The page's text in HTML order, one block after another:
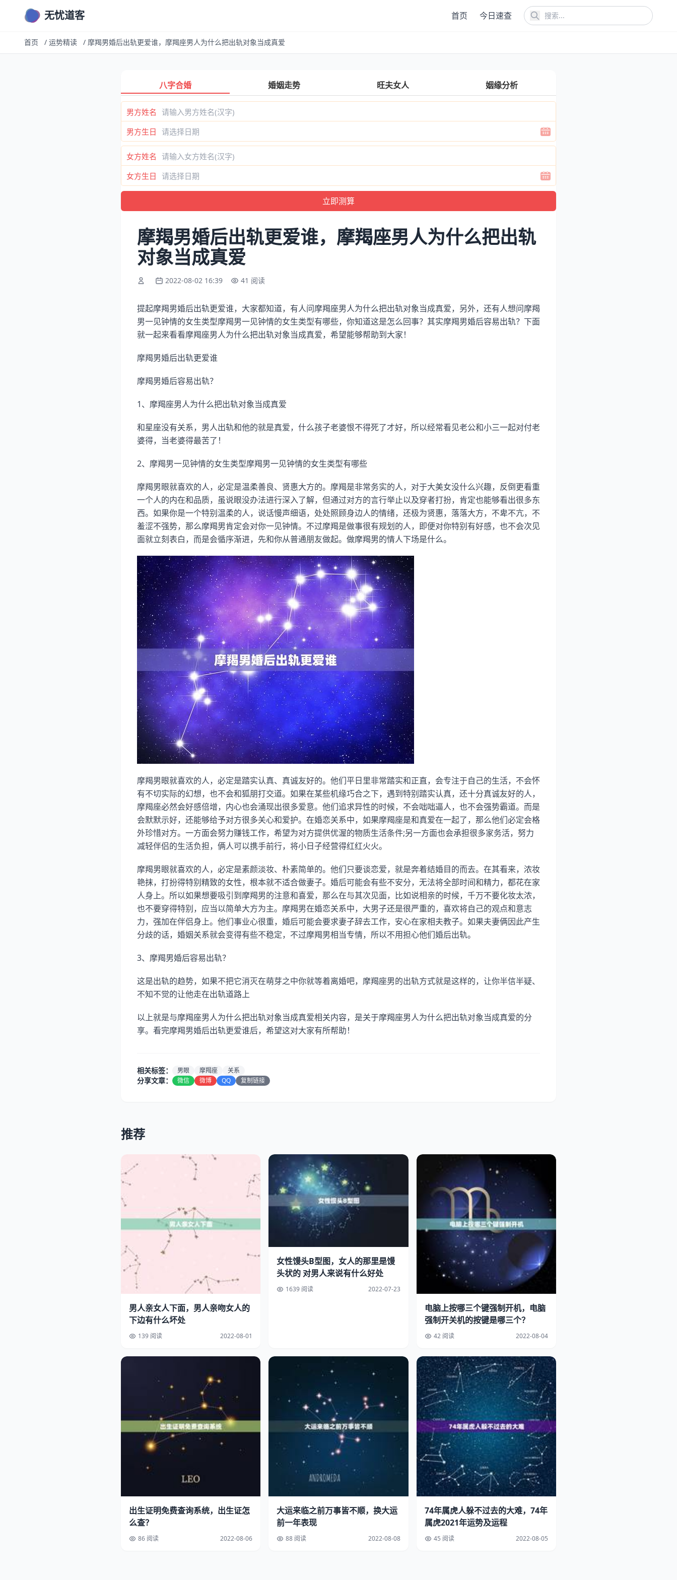
无忧道客 首页 今日速查
首页 / 运势精读 / 摩羯男婚后出轨更爱谁，摩羯座男人为什么把出轨对象当成真爱
八字合婚 婚姻走势 旺夫女人 姻缘分析
男方姓名
男方生日
女方姓名
女方生日
摩羯男婚后出轨更爱谁，摩羯座男人为什么把出轨
对象当成真爱
2022-08-02 16:39 41 阅读
提起摩羯男婚后出轨更爱谁，大家都知道，有人问摩羯座男人为什么把出轨对象当成真爱，另外，还有人想问摩羯
男一见钟情的女生类型摩羯男一见钟情的女生类型有哪些，你知道这是怎么回事？其实摩羯男婚后容易出轨？下面
就一起来看看摩羯座男人为什么把出轨对象当成真爱，希望能够帮助到大家！
摩羯男婚后出轨更爱谁
摩羯男婚后容易出轨？
1、摩羯座男人为什么把出轨对象当成真爱
和星座没有关系，男人出轨和他的就是真爱，什么孩子老婆恨不得死了才好，所以经常看见老公和小三一起对付老
婆得，当老婆得最苦了！
2、摩羯男一见钟情的女生类型摩羯男一见钟情的女生类型有哪些
摩羯男眼就喜欢的人，必定是温柔善良、贤惠大方的。摩羯是非常务实的人，对于大美女没什么兴趣，反倒更看重
一个人的内在和品质，虽说眼没办法进行深入了解，但通过对方的言行举止以及穿者打扮，肯定也能够看出很多东
西。如果你是一个特别温柔的人，说话慢声细语，处处照顾身边人的情绪，还极为贤惠，落落大方，不卑不亢，不
羞涩不强势，那么摩羯男肯定会对你一见钟情。不过摩羯是做事很有规划的人，即便对你特别有好感，也不会次见
面就立刻表白，而是会循序渐进，先和你从普通朋友做起。做摩羯男的情人下场是什么。
摩羯男眼就喜欢的人，必定是踏实认真、真诚友好的。他们平日里非常踏实和正直，会专注于自己的生活，不会怀
有不切实际的幻想，也不会和狐朋打交道。如果在某些机缘巧合之下，遇到特别踏实认真，还十分真诚友好的人，
摩羯座必然会好感倍增，内心也会涌现出很多爱意。他们追求异性的时候，不会咄咄逼人，也不会强势霸道。而是
会默默示好，还能够给予对方很多关心和爱护。在婚恋关系中，如果摩羯座是和真爱在一起了，那么他们必定会格
外珍惜对方。一方面会努力赚钱工作，希望为对方提供优渥的物质生活条件;另一方面也会承担很多家务活，努力
减轻伴侣的生活负担，俩人可以携手前行，将小日子经营得红红火火。
摩羯男眼就喜欢的人，必定是素颜淡妆、朴素简单的。他们只要谈恋爱，就是奔着结婚目的而去。在其看来，浓妆
艳抹，打扮得特别精致的女性，根本就不适合做妻子。婚后可能会有些不安分，无法将全部时间和精力，都花在家
人身上。所以如果想要吸引到摩羯男的注意和喜爱，那么在与其次见面，比如说相亲的时候，千万不要化妆太浓，
也不要穿得特别，应当以简单大方为主。摩羯男在婚恋关系中，大男子还是很严重的，喜欢将自己的观点和意志
力，强加在伴侣身上。他们事业心很重，婚后可能会要求妻子辞去工作，安心在家相夫教子。如果夫妻俩因此产生
分歧的话，婚姻关系就会变得有些不稳定，不过摩羯男相当专情，所以不用担心他们婚后出轨。
3、摩羯男婚后容易出轨？
这是出轨的趋势，如果不把它消灭在萌芽之中你就等着离婚吧，摩羯座男的出轨方式就是这样的，让你半信半疑、
不知不觉的让他走在出轨道路上
以上就是与摩羯座男人为什么把出轨对象当成真爱相关内容，是关于摩羯座男人为什么把出轨对象当成真爱的分
享。看完摩羯男婚后出轨更爱谁后，希望这对大家有所帮助！
相关标签： 男眼 摩羯座 关系
分享文章： 微信 微博 QQ 复制链接
推荐
男人亲女人下面，男人亲吻女人的
下边有什么坏处
139 阅读 2022-08-01
女性馒头B型图，女人的那里是馒
头状的 对男人来说有什么好处
1639 阅读 2022-07-23
电脑上按哪三个键强制开机，电脑
强制开关机的按键是哪三个？
42 阅读 2022-08-04
出生证明免费查询系统，出生证怎
么查？
86 阅读 2022-08-06
大运来临之前万事皆不顺，换大运
前一年表现
88 阅读 2022-08-08
74年属虎人躲不过去的大难，74年
属虎2021年运势及运程
45 阅读 2022-08-05